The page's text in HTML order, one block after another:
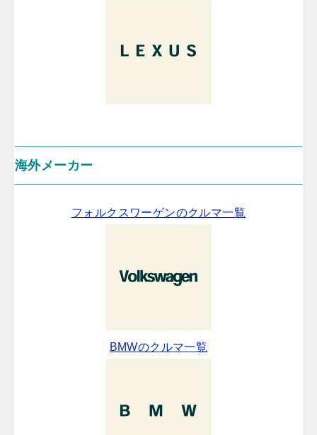
海外メーカー
フォルクスワーゲンのクルマ一覧
BMWのクルマ一覧